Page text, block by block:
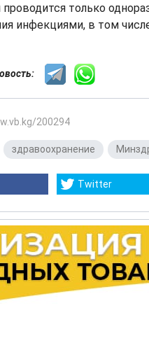
проводится только
инфекциями, в том
200294
здравоохранение
Twitter